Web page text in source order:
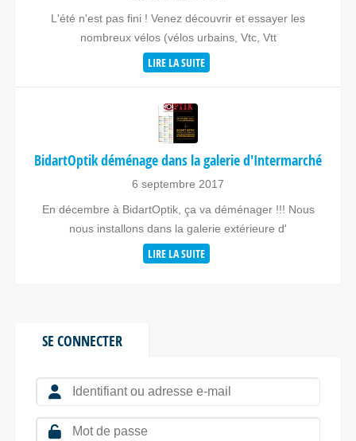
L'été n'est pas fini ! Venez découvrir et essayer les
nombreux vélos (vélos urbains, Vtc, Vtt
LIRE LA SUITE
BidartOptik déménage dans la galerie d'Intermarché
6 septembre 2017
En décembre à BidartOptik, ça va déménager !!! Nous
nous installons dans la galerie extérieure d'
LIRE LA SUITE
SE CONNECTER